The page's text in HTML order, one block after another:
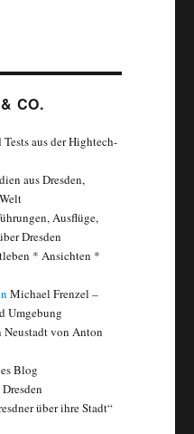
CO.
aus der Hightech-
aus Dresden,
Ausflüge,
Dresden
* Ansichten *
Michael Frenzel –
Umgebung
Neustadt von Anton
Blog
über ihre Stadt“